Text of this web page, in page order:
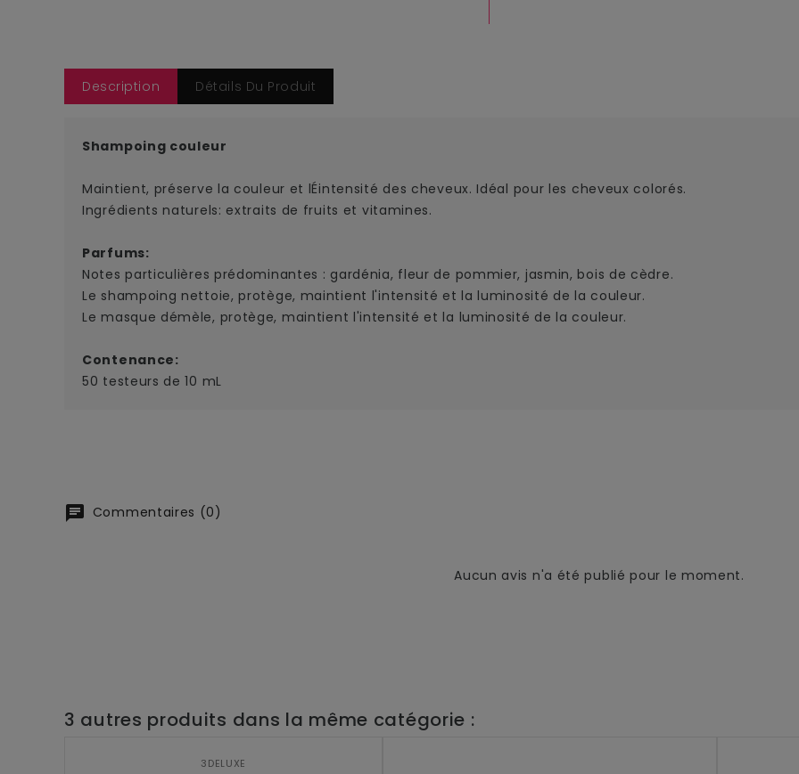
Description Détails Du Produit
Shampoing couleur
Maintient, préserve la couleur et lÉintensité des cheveux. Idéal pour les cheveux colorés.
Ingrédients naturels: extraits de fruits et vitamines.
Parfums:
Notes particulières prédominantes : gardénia, fleur de pommier, jasmin, bois de cèdre.
Le shampoing nettoie, protège, maintient l'intensité et la luminosité de la couleur.
Le masque démèle, protège, maintient l'intensité et la luminosité de la couleur.
Contenance:
50 testeurs de 10 mL
chat Commentaires (0)
Aucun avis n'a été publié pour le moment.
3 autres produits dans la même catégorie :
3DELUXE